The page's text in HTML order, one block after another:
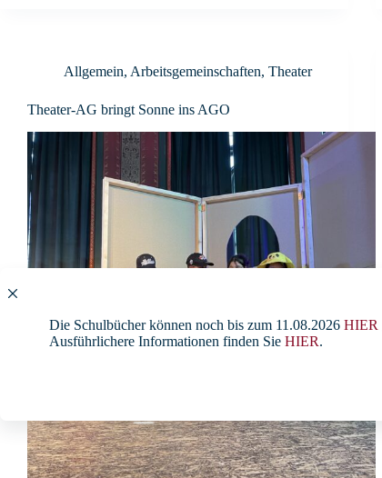
Die Schulbücher können noch bis zum 11.08.2026 HIER
Ausführlichere Informationen finden Sie HIER.
Allgemein, Arbeitsgemeinschaften, Theater
Theater-AG bringt Sonne ins AGO